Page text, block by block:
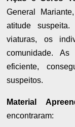
General
atitude
viaturas, os
comunidade.
eficiente,
suspeitos.
Material
encontraram: